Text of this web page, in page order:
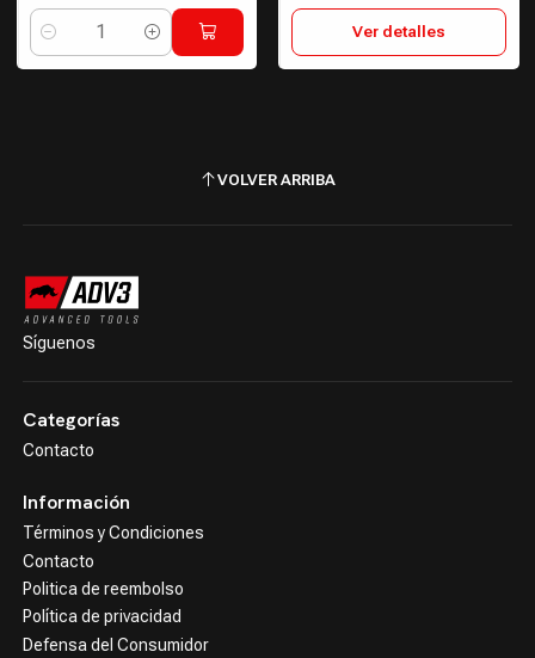
Cantidad
Ver detalles
VOLVER ARRIBA
Síguenos
Categorías
Contacto
Información
Términos y Condiciones
Contacto
Politica de reembolso
Política de privacidad
Defensa del Consumidor